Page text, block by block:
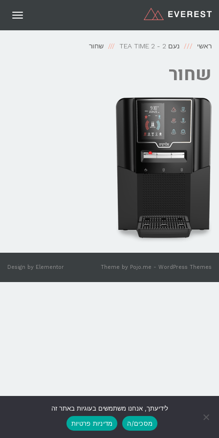
ראשי נעם 2 - TEA TIME 2 שחור
שחור
Theme by Pojo.me - WordPress Themes
Design by Elementor
גלילה
לראש
לידיעתך, אנחנו משתמשים בעוגיות באתר זה
מסכים/ה
מדיניות פרטיות